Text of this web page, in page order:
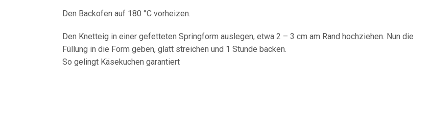
Den Backofen auf 180 °C vorheizen.
Den Knetteig in einer gefetteten Springform auslegen, etwa 2 – 3 cm am Rand hochziehen. Nun die
Füllung in die Form geben, glatt streichen und 1 Stunde backen.
So gelingt Käsekuchen garantiert